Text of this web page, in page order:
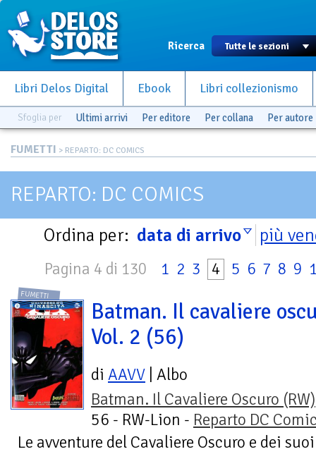
Ricerca
Libri Delos Digital Ebook Libri collezionismo
Sfoglia per Ultimi arrivi Per editore Per collana Per autore
FUMETTI > REPARTO: DC COMICS
REPARTO: DC COMICS
Ordina per: data di arrivo più
Pagina 4 di 130 1 2 3 4 5 6 7 8 9
FUMETTI
Batman. Il cavaliere
Vol. 2 (56)
di AAVV | Albo
Batman. Il Cavaliere Oscuro (RW)
56 - RW-Lion - Reparto DC
Le avventure del Cavaliere Oscuro e dei